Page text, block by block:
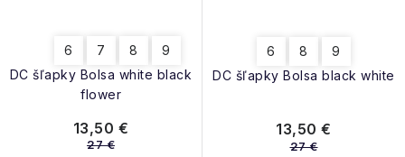
DC šľapky Bolsa white black
flower
6 7 8 9
13,50 €
27 €
DC šľapky Bolsa black white
6 8 9
13,50 €
27 €